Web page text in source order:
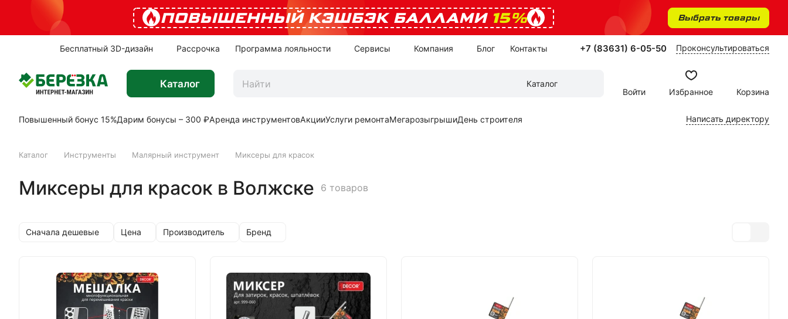
ПОВЫШЕННЫЙ КЭШБЭК БАЛЛАМИ 15% Выбрать товары
Бесплатный 3D-дизайн Рассрочка Программа лояльности Сервисы Компания Блог Контакты +7 (83631) 6-05-50 Проконсультироваться
Каталог
Каталог
Войти
Избранное Корзина
Повышенный бонус 15%Дарим бонусы – 300 ₽Аренда инструментовАкцииУслуги ремонтаМегарозыгрышиДень строителя Написать директору
Каталог Инструменты Малярный инструмент Миксеры для красок
Миксеры для красок в Волжске 6 товаров
Сначала дешевые Цена Производитель Бренд